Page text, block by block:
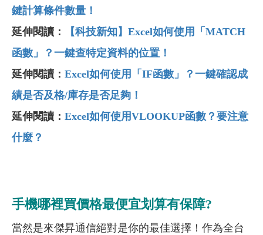
鍵計算條件數量！
延伸閱讀：
【科技新知】Excel如何使用「MATCH
函數」？一鍵查特定資料的位置！
延伸閱讀： Excel如何使用「IF函數」？一鍵確認成
績是否及格/庫存是否足夠！
延伸閱讀： Excel如何使用VLOOKUP函數？要注意
什麼？
手機哪裡買價格最便宜划算有保障?
當然是來傑昇通信絕對是你的最佳選擇！作為全台